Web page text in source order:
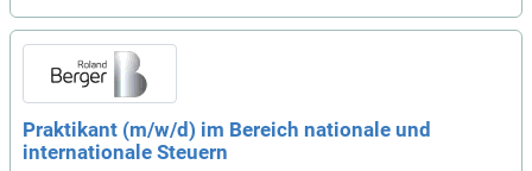
Praktikant (m/w/d) im Bereich nationale und
internationale Steuern